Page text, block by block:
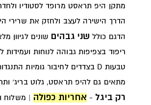
מתקן היפ תראסט מרופד לסטודיו
הדרך הישירה לעצב ולחזק את שרירי
הדגם כולל שני גבהים שונים לגיוון
ריפוד בצפיפות גבוהה לנוחות ועמידות
טבעות D בצדדים לחיבור גומיות התנגדות.
מתאים גם להיפ תראסט, גלוט בריג׳
רק ביגל - אחריות כפולה | משלוח